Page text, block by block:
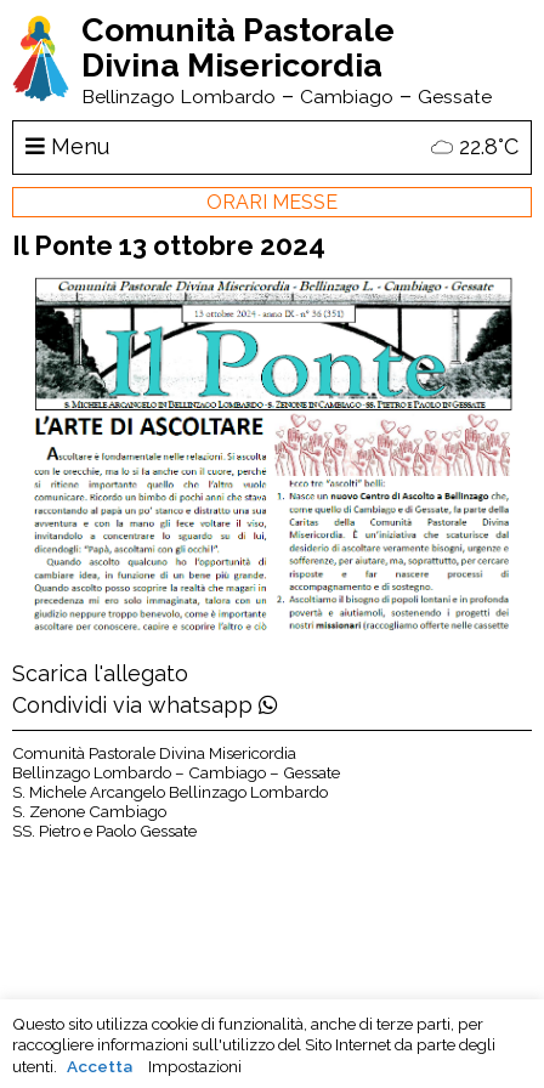
Comunità Pastorale
Divina Misericordia
Bellinzago Lombardo – Cambiago – Gessate
Menu 22.8°C
ORARI MESSE
Il Ponte 13 ottobre 2024
Scarica l'allegato
Condividi via whatsapp
Comunità Pastorale Divina Misericordia
Bellinzago Lombardo – Cambiago – Gessate
S. Michele Arcangelo Bellinzago Lombardo
S. Zenone Cambiago
SS. Pietro e Paolo Gessate
Questo sito utilizza cookie di funzionalità, anche di terze parti, per
raccogliere informazioni sull'utilizzo del Sito Internet da parte degli
utenti.
Accetta Impostazioni